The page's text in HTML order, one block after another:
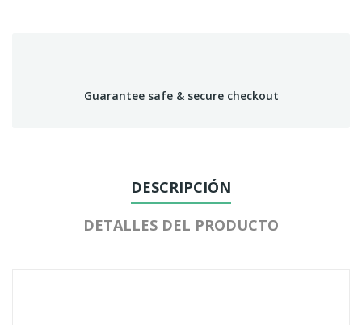
Guarantee safe & secure checkout
DESCRIPCIÓN
DETALLES DEL PRODUCTO